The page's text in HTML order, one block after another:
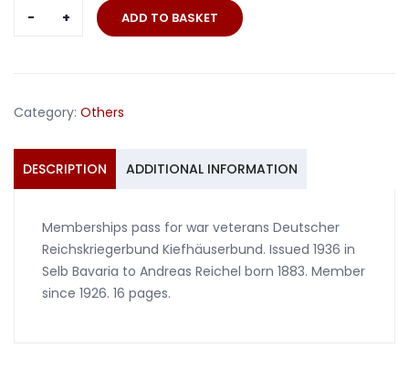
Memberships
#1
ADD TO BASKET
Category: Others
DESCRIPTION ADDITIONAL INFORMATION
Memberships pass for war veterans Deutscher
Reichskriegerbund Kiefhäuserbund. Issued 1936 in
Selb Bavaria to Andreas Reichel born 1883. Member
since 1926. 16 pages.